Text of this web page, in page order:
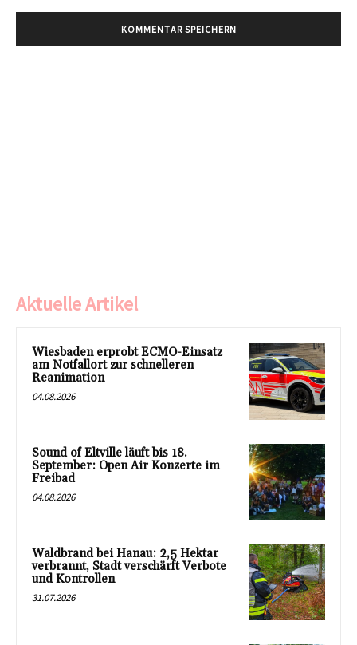
Aktuelle Artikel
Wiesbaden erprobt ECMO-Einsatz
am Notfallort zur schnelleren
Reanimation
04.08.2026
Sound of Eltville läuft bis 18.
September: Open Air Konzerte im
Freibad
04.08.2026
Waldbrand bei Hanau: 2,5 Hektar
verbrannt, Stadt verschärft Verbote
und Kontrollen
31.07.2026